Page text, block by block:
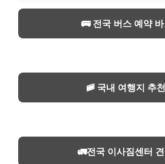
🚌 전국 버스 예약
🚞 국내 여행지 추
🚛전국 이사짐센터